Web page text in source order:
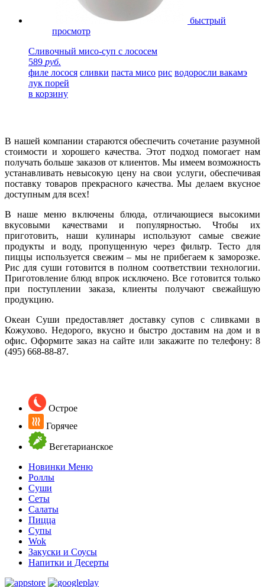
быстрый
просмотр
Сливочный мисо-суп с лососем
589 руб.
филе лосося сливки паста мисо рис водоросли вакамэ
лук порей
в корзину
В нашей компании стараются обеспечить сочетание разумной
стоимости и хорошего качества. Этот подход помогает нам
получать больше заказов от клиентов. Мы имеем возможность
устанавливать невысокую цену на свои услуги, обеспечивая
поставку товаров прекрасного качества. Мы делаем вкусное
доступным для всех!
В наше меню включены блюда, отличающиеся высокими
вкусовыми качествами и популярностью. Чтобы их
приготовить, наши кулинары используют самые свежие
продукты и воду, пропущенную через фильтр. Тесто для
пиццы используется свежим – мы не прибегаем к заморозке.
Рис для суши готовится в полном соответствии технологии.
Приготовление блюд впрок исключено. Все готовится только
при поступлении заказа, клиенты получают свежайшую
продукцию.
Океан Суши предоставляет доставку супов с сливками в
Кожухово. Недорого, вкусно и быстро доставим на дом и в
офис. Оформите заказ на сайте или закажите по телефону: 8
(495) 668-88-87.
Острое
Горячее
Вегетарианское
Новинки Меню
Роллы
Суши
Сеты
Салаты
Пицца
Супы
Wok
Закуски и Соусы
Напитки и Десерты